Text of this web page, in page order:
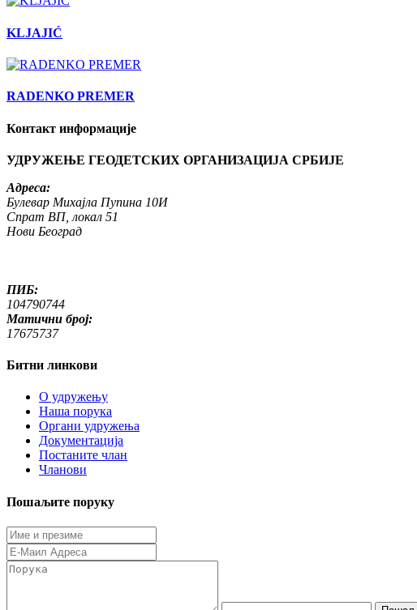
KLJAJIĆ
RADENKO PREMER
Контакт информације
УДРУЖЕЊЕ ГЕОДЕТСКИХ ОРГАНИЗАЦИЈА СРБИЈЕ
Адреса:
Булевар Михајла Пупина 10И
Спрат ВП, локал 51
Нови Београд
ПИБ:
104790744
Матични број:
17675737
Битни линкови
O удружењу
Наша порука
Органи удружења
Документација
Постаните члан
Чланови
Пошаљите поруку